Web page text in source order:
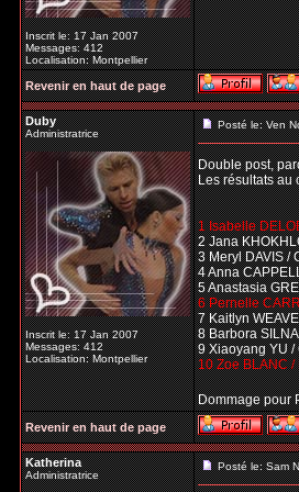
Inscrit le: 17 Jan 2007
Messages: 412
Localisation: Montpellier
Revenir en haut de page
Duby
Administratrice
Inscrit le: 17 Jan 2007
Messages: 412
Localisation: Montpellier
Posté le: Ven
Double post,
Les résultats au
1 Isabelle
2 Jana
3 Meryl DAVIS /
4 Anna
5 Anastasia
6 Pernelle
7 Kaitlyn
8 Barbora
9 Xiaoyang YU /
10 Zoe BLANC /
Dommage pour
Revenir en haut de page
Katherina
Administratrice
Posté le: Sam